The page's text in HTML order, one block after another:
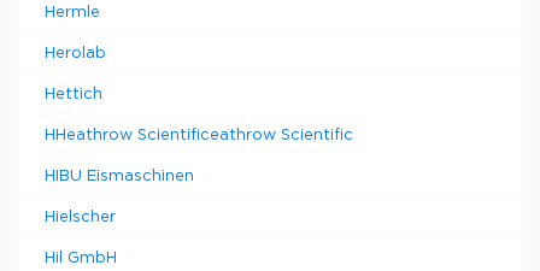
Hermle
Herolab
Hettich
HHeathrow Scientificeathrow Scientific
HIBU Eismaschinen
Hielscher
Hil GmbH